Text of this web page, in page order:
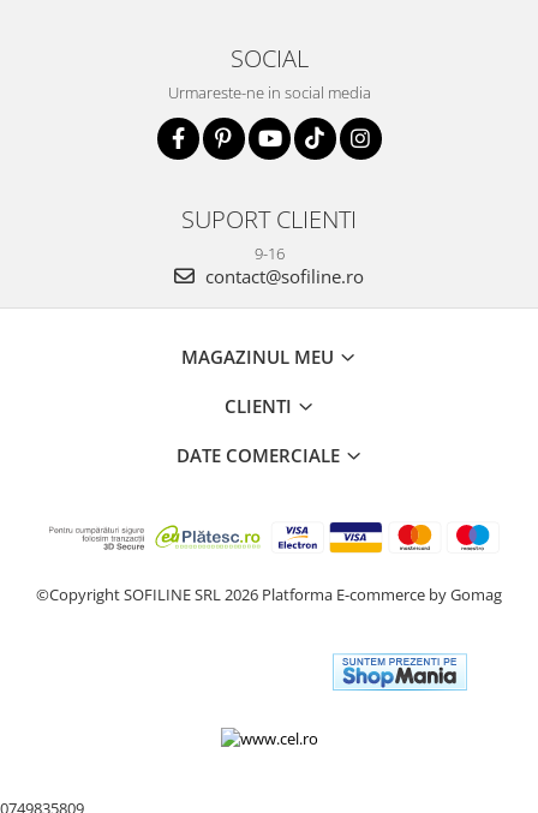
SOCIAL
Urmareste-ne in social media
SUPORT CLIENTI
9-16
contact@sofiline.ro
MAGAZINUL MEU
CLIENTI
DATE COMERCIALE
©Copyright SOFILINE SRL 2026 Platforma E-commerce by Gomag
0749835809